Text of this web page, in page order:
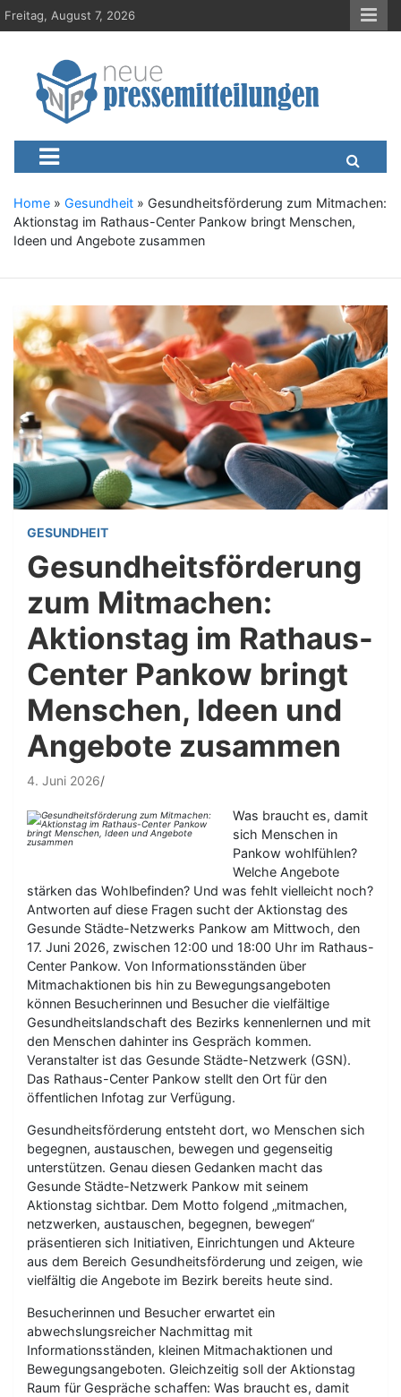
S
k
Freitag, August 7, 2026
Neue-
Presseportal, Nachrichten, News, Meldungen, Wirtschaft
Home » Gesundheit » Gesundheitsförderung zum Mitmachen:
Aktionstag im Rathaus-Center Pankow bringt Menschen,
Ideen und Angebote zusammen
GESUNDHEIT
Gesundheitsförderung
zum Mitmachen:
Aktionstag im Rathaus-
Center Pankow bringt
Menschen, Ideen und
Angebote zusammen
4. Juni 2026
Was braucht es, damit
sich Menschen in
Pankow wohlfühlen?
Welche Angebote
stärken das Wohlbefinden? Und was fehlt vielleicht noch?
Antworten auf diese Fragen sucht der Aktionstag des
Gesunde Städte-Netzwerks Pankow am Mittwoch, den
17. Juni 2026, zwischen 12:00 und 18:00 Uhr im Rathaus-
Center Pankow. Von Informationsständen über
Mitmachaktionen bis hin zu Bewegungsangeboten
können Besucherinnen und Besucher die vielfältige
Gesundheitslandschaft des Bezirks kennenlernen und mit
den Menschen dahinter ins Gespräch kommen.
Veranstalter ist das Gesunde Städte-Netzwerk (GSN).
Das Rathaus-Center Pankow stellt den Ort für den
öffentlichen Infotag zur Verfügung.
Gesundheitsförderung entsteht dort, wo Menschen sich
begegnen, austauschen, bewegen und gegenseitig
unterstützen. Genau diesen Gedanken macht das
Gesunde Städte-Netzwerk Pankow mit seinem
Aktionstag sichtbar. Dem Motto folgend „mitmachen,
netzwerken, austauschen, begegnen, bewegen“
präsentieren sich Initiativen, Einrichtungen und Akteure
aus dem Bereich Gesundheitsförderung und zeigen, wie
vielfältig die Angebote im Bezirk bereits heute sind.
Besucherinnen und Besucher erwartet ein
abwechslungsreicher Nachmittag mit
Informationsständen, kleinen Mitmachaktionen und
Bewegungsangeboten. Gleichzeitig soll der Aktionstag
Raum für Gespräche schaffen: Was braucht es, damit